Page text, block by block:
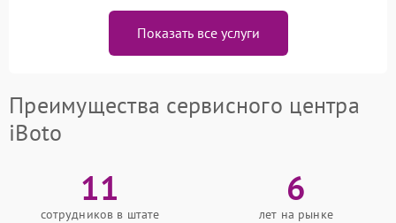
Показать все услуги
Преимущества сервисного центра
iBoto
11
сотрудников в штате
6
лет на рынке